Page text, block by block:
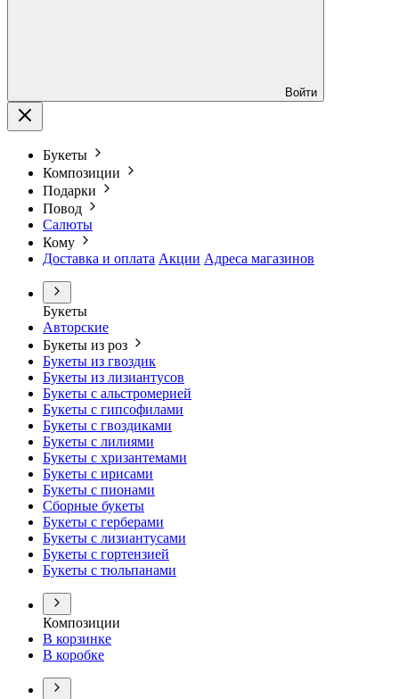
Войти
Букеты
Композиции
Подарки
Повод
Салюты
Кому
Доставка и оплата Акции Адреса магазинов
Букеты
Авторские
Букеты из роз
Букеты из гвоздик
Букеты из лизиантусов
Букеты с альстромерией
Букеты с гипсофилами
Букеты с гвоздиками
Букеты с лилиями
Букеты с хризантемами
Букеты с ирисами
Букеты с пионами
Сборные букеты
Букеты с герберами
Букеты с лизиантусами
Букеты с гортензией
Букеты с тюльпанами
Композиции
В корзинке
В коробке